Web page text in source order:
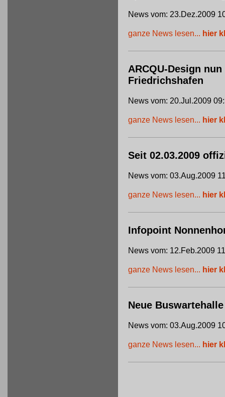
News vom: 23.Dez.2009
ganze News lesen... hier
ARCQU-Design
Friedrichshafen
News vom: 20.Jul.2009
ganze News lesen... hier
Seit 02.03.2009
News vom: 03.Aug.2009
ganze News lesen... hier
Infopoint
News vom: 12.Feb.2009
ganze News lesen... hier
Neue
News vom: 03.Aug.2009
ganze News lesen... hier